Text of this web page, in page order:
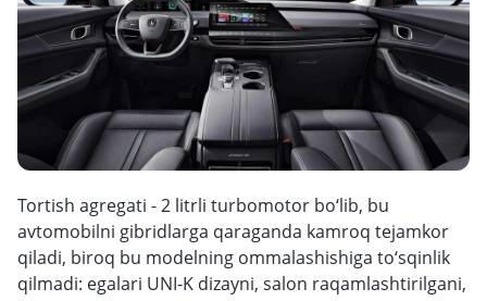
Tortish agregati - 2 litrli turbomotor bo‘lib, bu
avtomobilni gibridlarga qaraganda kamroq tejamkor
qiladi, biroq bu modelning ommalashishiga to‘sqinlik
qilmadi: egalari UNI-K dizayni, salon raqamlashtirilgani,